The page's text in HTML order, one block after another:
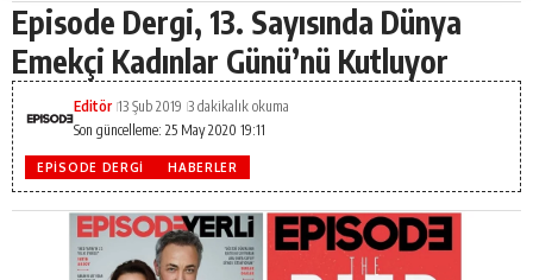
Episode Dergi, 13. Sayısında Dünya
Emekçi Kadınlar Günü’nü Kutluyor
Son güncelleme: 25 May 2020 19:11
Editör 13 Şub 2019 3 dakikalık okuma
EPISODE DERGI HABERLER